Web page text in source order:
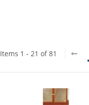
Items 1 - 21 of 81